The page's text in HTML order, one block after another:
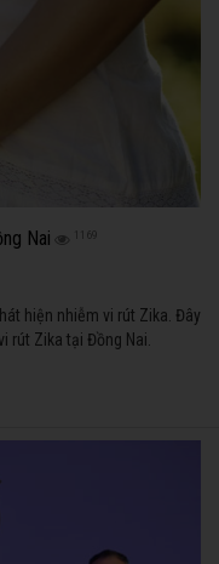
Nai 1169
hiện nhiễm vi rút Zika. Đây
rút Zika tại Đồng Nai.